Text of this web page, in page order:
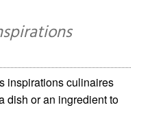
inspirations culinaires
dish or an ingredient to